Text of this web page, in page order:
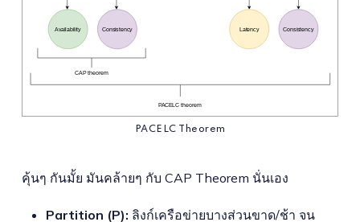
PACELC Theorem
คุ้นๆ กันมั้ย มันคล้ายๆ กับ CAP Theorem นั่นเอง
Partition (P): ลิงก์เครือข่ายบางส่วนขาด/ช้า จน